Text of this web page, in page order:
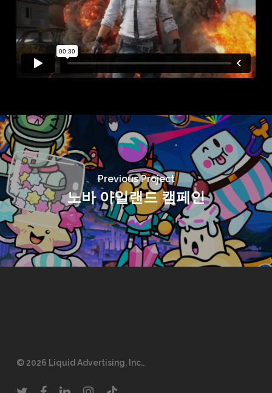
Previous Project
노바 아일랜드 캠페인
© 2026 Liquid Advertising, Inc..
twitterfacebooklinkedininstagram
tiktok